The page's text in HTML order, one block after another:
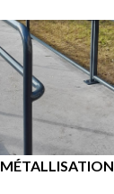
MÉTALLISATION